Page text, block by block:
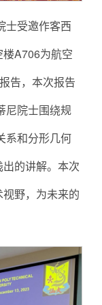
士受邀作客西
A706为航空
告，本次报告
尼院士围绕规
系和分形几何
的讲解。本次
野，为未来的